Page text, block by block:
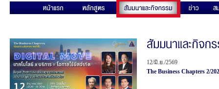
12/มิ.ย./2569
The Business Chapters 2/